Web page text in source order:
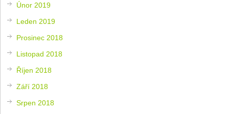
Únor 2019
Leden 2019
Prosinec 2018
Listopad 2018
Říjen 2018
Září 2018
Srpen 2018